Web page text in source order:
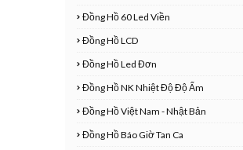
Đồng Hồ 60 Led Viền
Đồng Hồ LCD
Đồng Hồ Led Đơn
Đồng Hồ NK Nhiệt Độ Độ Ẩm
Đồng Hồ Việt Nam - Nhật Bản
Đồng Hồ Báo Giờ Tan Ca